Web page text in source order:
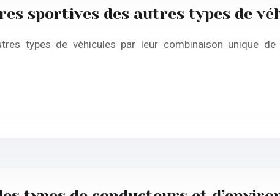
sportives des autres types de
types de véhicules par leur combinaison unique